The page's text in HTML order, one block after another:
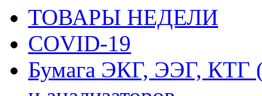
ТОВАРЫ НЕДЕЛИ
COVID-19
Бумага ЭКГ, ЭЭГ, КТГ